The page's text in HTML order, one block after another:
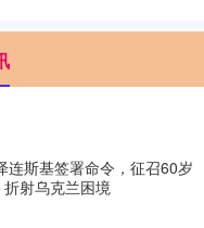
连斯基签署命令，征召60岁
射乌克兰困境